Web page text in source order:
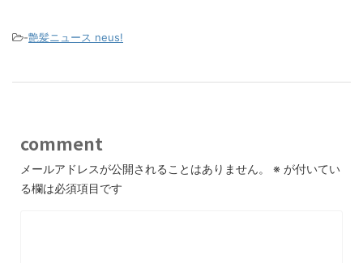
-艶髪ニュース neus!
comment
メールアドレスが公開されることはありません。 ※ が付いてい
る欄は必須項目です